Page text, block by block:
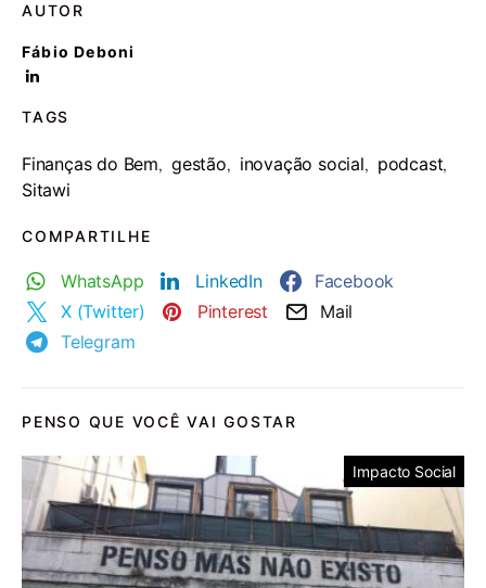
AUTOR
Fábio Deboni
TAGS
Finanças do Bem, gestão, inovação social, podcast,
Sitawi
COMPARTILHE
WhatsApp LinkedIn
Facebook
X (Twitter)
Pinterest
Mail
Telegram
PENSO QUE VOCÊ VAI GOSTAR
Impacto Social